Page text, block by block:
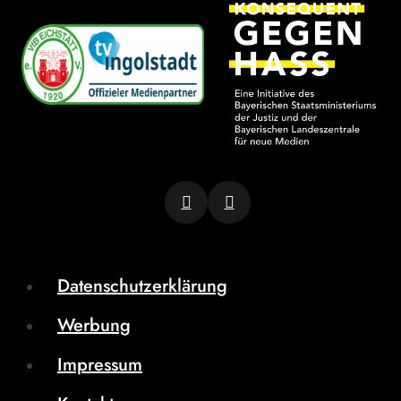
Datenschutzerklärung
Werbung
Impressum